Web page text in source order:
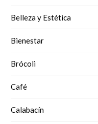
Belleza y Estética
Bienestar
Brócoli
Café
Calabacín